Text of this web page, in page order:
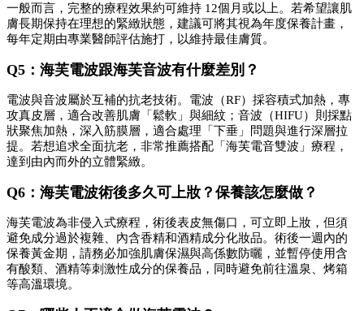
一般而言，完整的療程效果約可維持 12個月或以上。若希望讓肌
膚長期保持在理想的緊緻狀態，建議可將其視為年度保養計畫，
每年定期由專業醫師評估施打，以維持最佳膚質。
Q5：海芙電波跟海芙音波有什麼差別？
電波與音波屬於互補的抗老技術。電波（RF）採容積式加熱，專
攻真皮層，適合改善肌膚「鬆軟」與細紋；音波（HIFU）則採點
狀聚焦加熱，深入筋膜層，適合處理「下垂」問題與進行深層拉
提。若想追求全面抗老，非常推薦搭配「海芙電音雙波」療程，
達到由內而外的立體緊緻。
Q6：海芙電波術後多久可上妝？保養該怎麼做？
海芙電波為非侵入式療程，術後表皮無傷口，可立即上妝，但須
避免成分過於複雜、內含香精和酒精成分化妝品。術後一週內的
保養黃金期，請務必加強肌膚保濕與高係數防曬，並暫停使用含
有酸類、酒精等刺激性成分的保養品，同時避免前往溫泉、烤箱
等高溫環境。